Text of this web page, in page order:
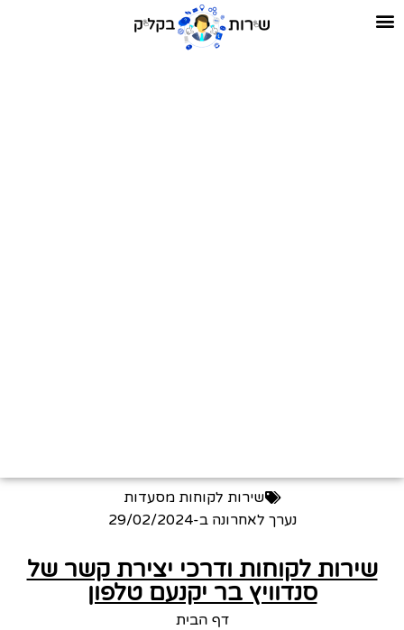
שירות לקוחות מסעדות
נערך לאחרונה ב-29/02/2024
שירות לקוחות ודרכי יצירת קשר של
סנדוויץ בר יקנעם טלפון
דף הבית